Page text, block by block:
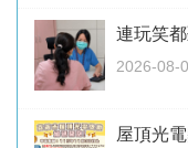
連玩笑
2026-08-
屋頂光